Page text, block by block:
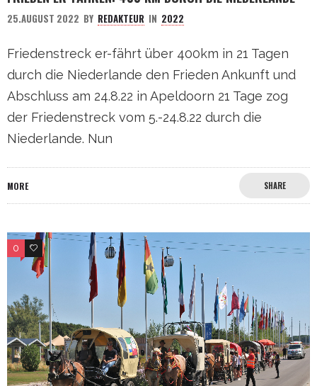
25.AUGUST 2022 BY REDAKTEUR IN 2022
Friedenstreck er-fährt über 400km in 21 Tagen
durch die Niederlande den Frieden Ankunft und
Abschluss am 24.8.22 in Apeldoorn 21 Tage zog
der Friedenstreck vom 5.-24.8.22 durch die
Niederlande. Nun
MORE SHARE
0 0